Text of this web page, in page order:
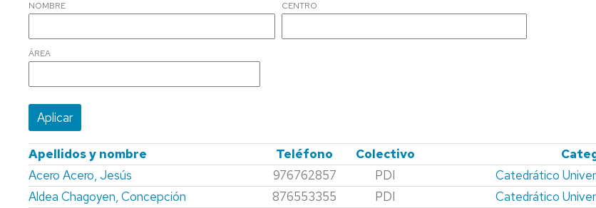
AREA
CONSEJO
CONSEJO
DEPARTAMENTO
PERMANENTE
COLABORADORAS
EINA
NOMBRE CENTRO
ÁREA
Apellidos y nombre Teléfono Colectivo
Acero Acero, Jesús
976762857 PDI
Catedrático
Aldea Chagoyen, Concepción
876553355 PDI
Catedrático